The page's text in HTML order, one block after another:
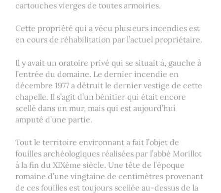
cartouches vierges de toutes armoiries.
Cette propriété qui a vécu plusieurs incendies est
en cours de réhabilitation par l’actuel propriétaire.
Il y avait un oratoire privé qui se situait à, gauche à
l’entrée du domaine. Le dernier incendie en
décembre 1977 a détruit le dernier vestige de cette
chapelle. Il s’agit d’un bénitier qui était encore
scellé dans un mur, mais qui est aujourd’hui
amputé d’une partie.
Tout le territoire environnant a fait l’objet de
fouilles archéologiques réalisées par l’abbé Morillot
à la fin du XIXème siècle. Une tête de l’époque
romaine d’une vingtaine de centimètres provenant
de ces fouilles est toujours scellée au-dessus de la